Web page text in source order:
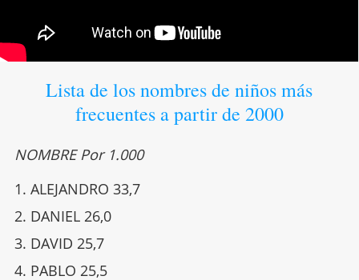
Lista de los nombres de niños más
frecuentes a partir de 2000
NOMBRE Por 1.000
ALEJANDRO 33,7
DANIEL 26,0
DAVID 25,7
PABLO 25,5